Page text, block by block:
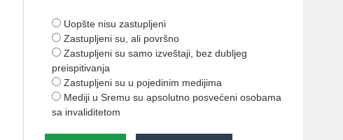
Uopšte nisu zastupljeni
Zastupljeni su, ali površno
Zastupljeni su samo izveštaji, bez dubljeg
preispitivanja
Zastupljeni su u pojedinim medijima
Mediji u Sremu su apsolutno posvećeni osobama
sa invaliditetom